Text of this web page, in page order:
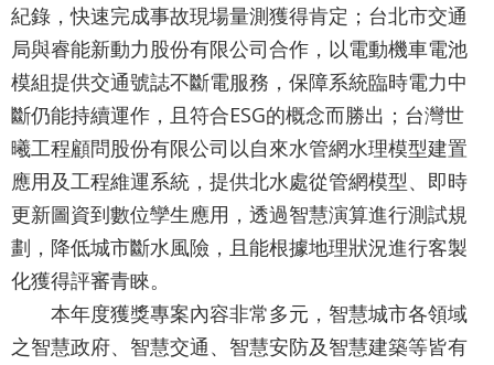
網
站
導
覽
English
情
統
紀錄，快速完成事故現場量測獲得肯定；台北市交通
局與睿能新動力股份有限公司合作，以電動機車電池
模組提供交通號誌不斷電服務，保障系統臨時電力中
斷仍能持續運作，且符合ESG的概念而勝出；台灣世
曦工程顧問股份有限公司以自來水管網水理模型建置
應用及工程維運系統，提供北水處從管網模型、即時
更新圖資到數位孿生應用，透過智慧演算進行測試規
劃，降低城市斷水風險，且能根據地理狀況進行客製
化獲得評審青睞。
本年度獲獎專案內容非常多元，智慧城市各領域
之智慧政府、智慧交通、智慧安防及智慧建築等皆有